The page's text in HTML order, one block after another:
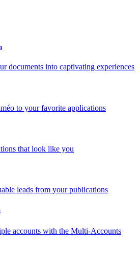
documents into captivating experiences
to your favorite applications
that look like you
leads from your publications
accounts with the Multi-Accounts